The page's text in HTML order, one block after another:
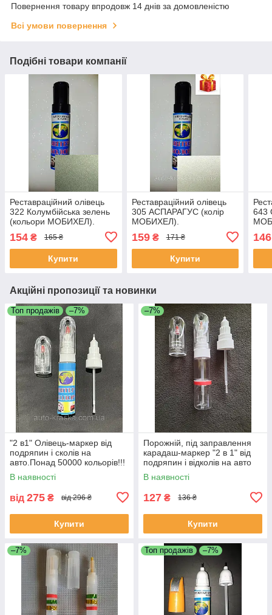
Повернення товару впродовж 14 днів за домовленістю
Всі умови повернення
Подібні товари компанії
Реставраційний олівець
322 Колумбійська зелень
(кольори МОБИХЕЛ).
154 ₴ 165 ₴
Купити
Реставраційний олівець
305 АСПАРАГУС (колір
МОБИХЕЛ).
159₴ 171 ₴
Купити
643
146
Акційні пропозиції та новинки
Топ продажів –7%
"2 в1" Олівець-маркер від
подряпин і сколів на
авто.Понад 50000 кольорів!!!
В наявності
від 275 ₴ від 296 ₴
Купити
–7%
Порожній, під заправлення
карадаш-маркер "2 в 1" від
подряпин і відколів на авто
20 мл.
В наявності
127 ₴ 136 ₴
Купити
–7% Топ продажів –7%